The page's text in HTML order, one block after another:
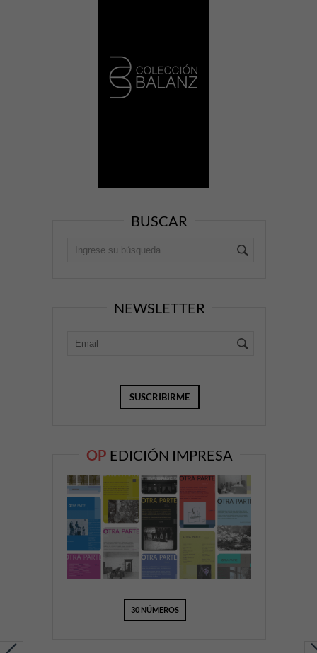
BUSCAR
NEWSLETTER
OP EDICIÓN IMPRESA
30 NÚMEROS